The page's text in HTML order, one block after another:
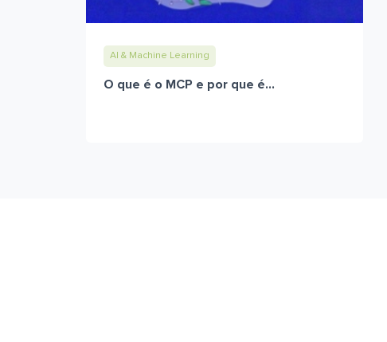
AI & Machine Learning
O que é o MCP e por que é...